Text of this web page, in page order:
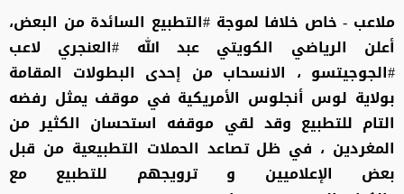
ملاعب - خاص خلافا لموجة #التطبيع السائدة من البعض،
أعلن الرياضي الكويتي عبد الله #العنجري لاعب
#الجوجيتسو ، الانسحاب من إحدى البطولات المقامة
بولاية لوس أنجلوس الأمريكية في موقف يمثل رفضه
التام للتطبيع وقد لقي موقفه استحسان الكثير من
المغردين ، في ظل تصاعد الحملات التطبيعية من قبل
بعض الإعلاميين و ترويجهم للتطبيع مع